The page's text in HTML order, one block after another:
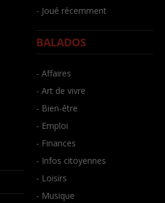
- Joué récemment
BALADOS
- Affaires
- Art de vivre
- Bien-être
- Emploi
- Finances
- Infos citoyennes
- Loisirs
- Musique